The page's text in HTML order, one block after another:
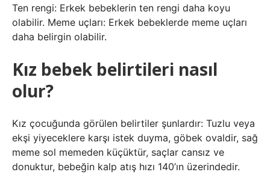
Ten rengi: Erkek bebeklerin ten rengi daha koyu
olabilir. Meme uçları: Erkek bebeklerde meme uçları
daha belirgin olabilir.
Kız bebek belirtileri nasıl
olur?
Kız çocuğunda görülen belirtiler şunlardır: Tuzlu veya
ekşi yiyeceklere karşı istek duyma, göbek ovaldir, sağ
meme sol memeden küçüktür, saçlar cansız ve
donuktur, bebeğin kalp atış hızı 140’ın üzerindedir.